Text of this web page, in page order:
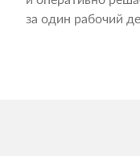
за один рабочий